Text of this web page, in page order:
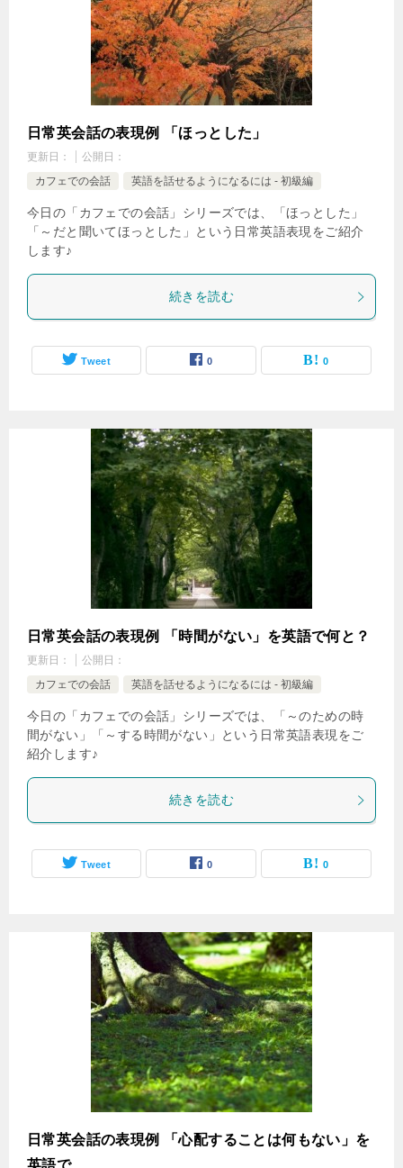
日常英会話の表現例 「ほっとした」
更新日：
公開日：
カフェでの会話
英語を話せるようになるには - 初級編
今日の「カフェでの会話」シリーズでは、「ほっとした」
「～だと聞いてほっとした」という日常英語表現をご紹介
します♪
続きを読む
Tweet 0 0
日常英会話の表現例 「時間がない」を英語で何と？
更新日：
公開日：
カフェでの会話
英語を話せるようになるには - 初級編
今日の「カフェでの会話」シリーズでは、「～のための時
間がない」「～する時間がない」という日常英語表現をご
紹介します♪
続きを読む
Tweet 0 0
日常英会話の表現例 「心配することは何もない」を
英語で